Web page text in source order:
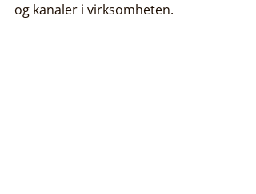
og kanaler i virksomheten.